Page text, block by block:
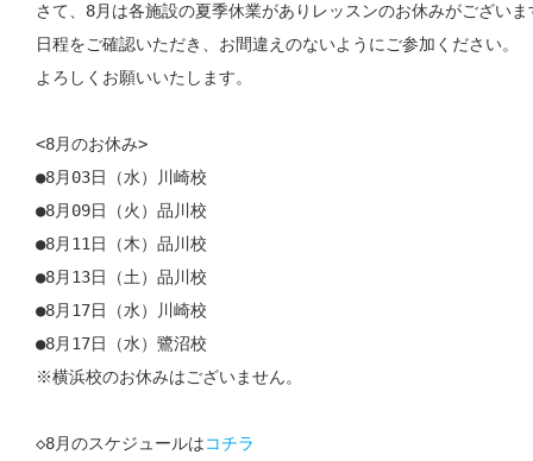
さて、8月は各施設の夏季休業がありレッスンのお休みがございま
日程をご確認いただき、お間違えのないようにご参加ください。
よろしくお願いいたします。
<8月のお休み>
●8月03日（水）川崎校
●8月09日（火）品川校
●8月11日（木）品川校
●8月13日（土）品川校
●8月17日（水）川崎校
●8月17日（水）鷺沼校
※横浜校のお休みはございません。
◇8月のスケジュールはコチラ